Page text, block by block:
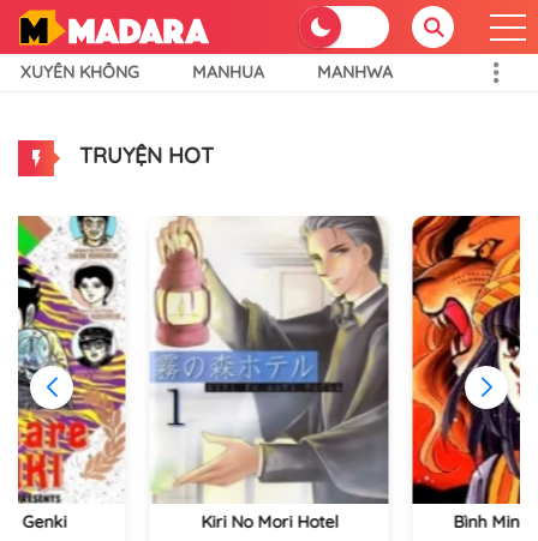
XUYÊN KHÔNG MANHUA MANHWA
TRUYỆN HOT
Genki Kiri No Mori Hotel Bình Minh